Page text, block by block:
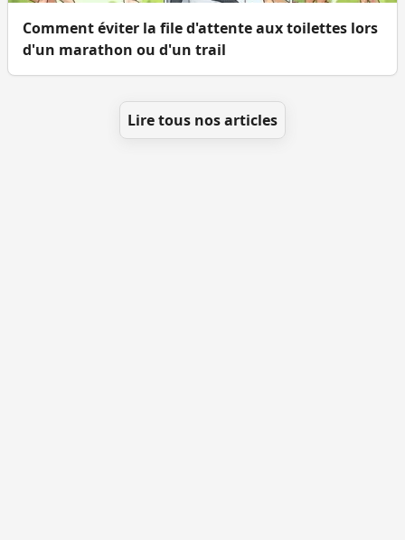
Comment éviter la file d'attente aux toilettes lors
d'un marathon ou d'un trail
Lire tous nos articles